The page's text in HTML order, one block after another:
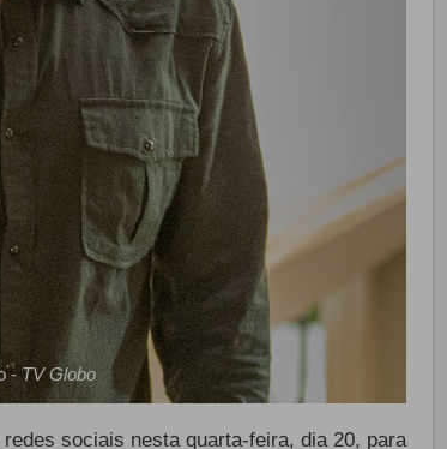
-TV Globo
sociais nesta quarta-feira, dia 20, para